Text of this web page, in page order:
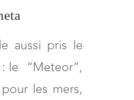
aussi pris le
: le “Meteor”,
les mers,